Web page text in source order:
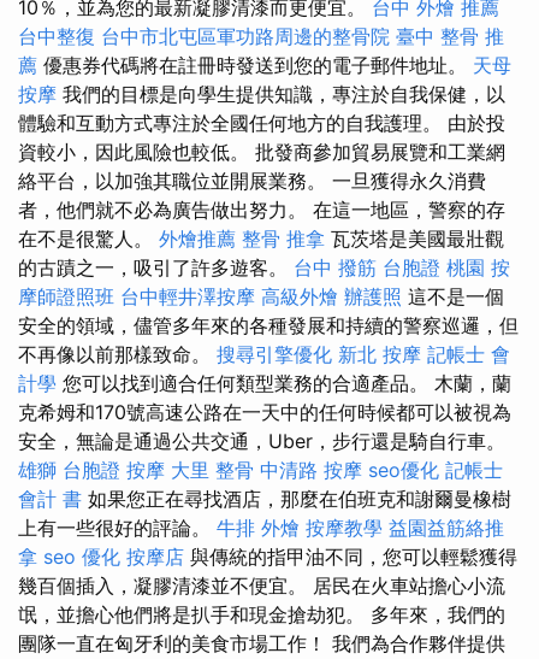
10％，並為您的最新凝膠清漆而更便宜。 台中 外燴 推薦
台中整復 台中市北屯區軍功路周邊的整骨院 臺中 整骨 推
薦 優惠券代碼將在註冊時發送到您的電子郵件地址。 天母
按摩 我們的目標是向學生提供知識，專注於自我保健，以
體驗和互動方式專注於全國任何地方的自我護理。 由於投
資較小，因此風險也較低。 批發商參加貿易展覽和工業網
絡平台，以加強其職位並開展業務。 一旦獲得永久消費
者，他們就不必為廣告做出努力。 在這一地區，警察的存
在不是很驚人。 外燴推薦 整骨 推拿 瓦茨塔是美國最壯觀
的古蹟之一，吸引了許多遊客。 台中 撥筋 台胞證 桃園 按
摩師證照班 台中輕井澤按摩 高級外燴 辦護照 這不是一個
安全的領域，儘管多年來的各種發展和持續的警察巡邏，但
不再像以前那樣致命。 搜尋引擎優化 新北 按摩 記帳士 會
計學 您可以找到適合任何類型業務的合適產品。 木蘭，蘭
克希姆和170號高速公路在一天中的任何時候都可以被視為
安全，無論是通過公共交通，Uber，步行還是騎自行車。
雄獅 台胞證 按摩 大里 整骨 中清路 按摩 seo優化 記帳士
會計 書 如果您正在尋找酒店，那麼在伯班克和謝爾曼橡樹
上有一些很好的評論。 牛排 外燴 按摩教學 益園益筋絡推
拿 seo 優化 按摩店 與傳統的指甲油不同，您可以輕鬆獲得
幾百個插入，凝膠清漆並不便宜。 居民在火車站擔心小流
氓，並擔心他們將是扒手和現金搶劫犯。 多年來，我們的
團隊一直在匈牙利的美食市場工作！ 我們為合作夥伴提供